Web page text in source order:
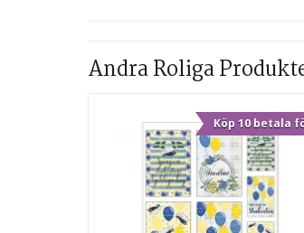
Andra Roliga
Köp 10 betala